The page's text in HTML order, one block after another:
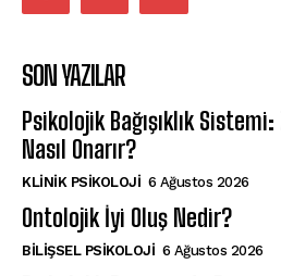
SON YAZILAR
Psikolojik Bağışıklık
Nasıl Onarır?
KLINIK PSIKOLOJI 6 Ağustos 2026
Ontolojik İyi Oluş Nedir?
BILIŞSEL PSIKOLOJI 6 Ağustos 2026